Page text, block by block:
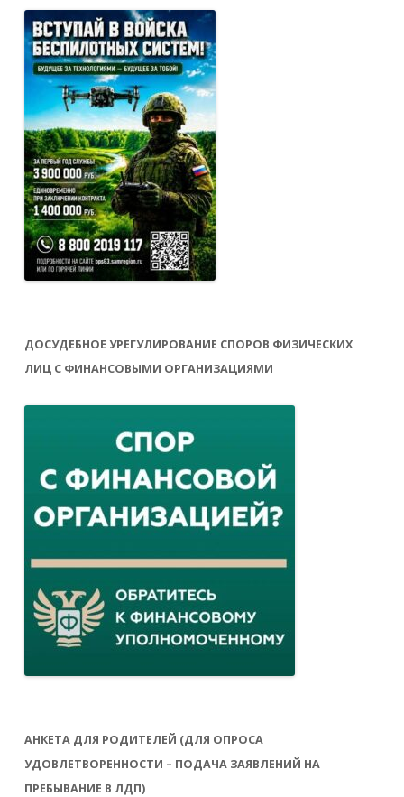
ДОСУДЕБНОЕ УРЕГУЛИРОВАНИЕ СПОРОВ ФИЗИЧЕСКИХ
ЛИЦ С ФИНАНСОВЫМИ ОРГАНИЗАЦИЯМИ
АНКЕТА ДЛЯ РОДИТЕЛЕЙ (ДЛЯ ОПРОСА
УДОВЛЕТВОРЕННОСТИ – ПОДАЧА ЗАЯВЛЕНИЙ НА
ПРЕБЫВАНИЕ В ЛДП)